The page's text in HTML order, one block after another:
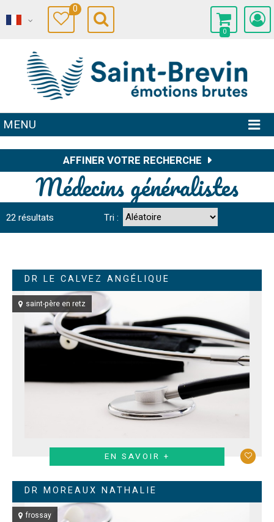
0
0
MENU
AFFINER VOTRE RECHERCHE
Médecins généralistes
22résultats Tri :
DR LE CALVEZ ANGÉLIQUE
saint-père en retz
EN SAVOIR +
DR MOREAUX NATHALIE
frossay